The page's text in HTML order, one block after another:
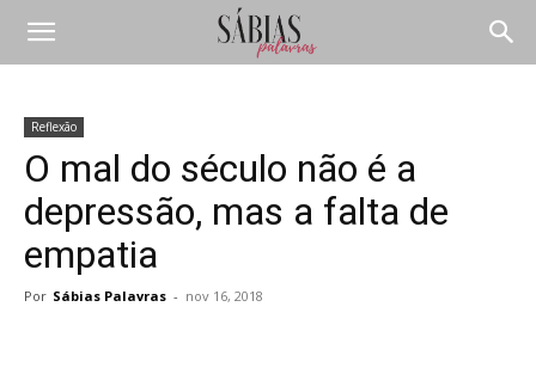
Reflexão
O mal do século não é a
depressão, mas a falta de
empatia
Por Sábias Palavras - nov 16, 2018